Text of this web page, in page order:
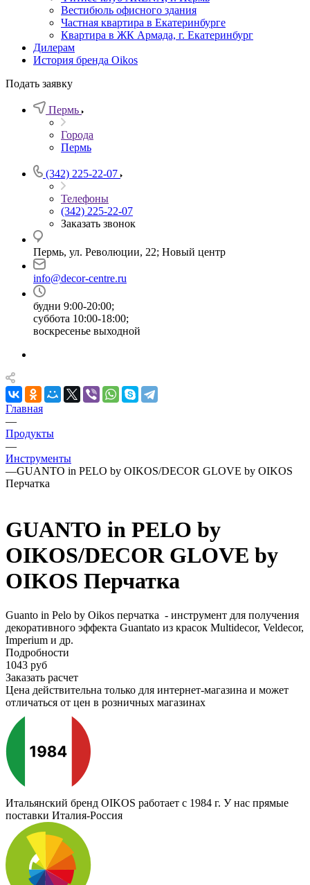
Вестибюль офисного здания
Частная квартира в Екатеринбурге
Квартира в ЖК Армада, г. Екатеринбург
Дилерам
История бренда Oikos
Подать заявку
Пермь
Города
Пермь
(342) 225-22-07
Телефоны
(342) 225-22-07
Заказать звонок
Пермь, ул. Революции, 22; Новый центр
info@decor-centre.ru
будни 9:00-20:00;
суббота 10:00-18:00;
воскресенье выходной
Главная
—
Продукты
—
Инструменты
—GUANTO in PELO by OIKOS/DECOR GLOVE by OIKOS
Перчатка
GUANTO in PELO by
OIKOS/DECOR GLOVE by
OIKOS Перчатка
Guanto in Pelo by Oikos перчатка - инструмент для получения
декоративного эффекта Guantato из красок Multidecor, Veldecor,
Imperium и др.
Подробности
1043 руб
Заказать расчет
Цена действительна только для интернет-магазина и может
отличаться от цен в розничных магазинах
Итальянский бренд OIKOS работает с 1984 г. У нас прямые
поставки Италия-Россия